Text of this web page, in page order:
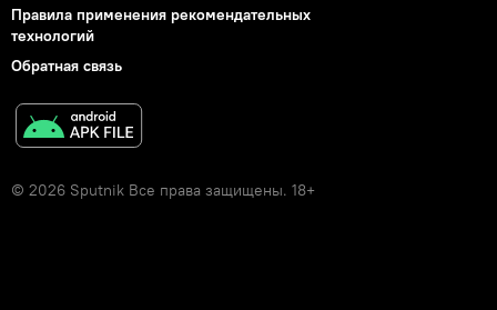
Правила применения рекомендательных
технологий
Обратная связь
© 2026 Sputnik Все права защищены. 18+